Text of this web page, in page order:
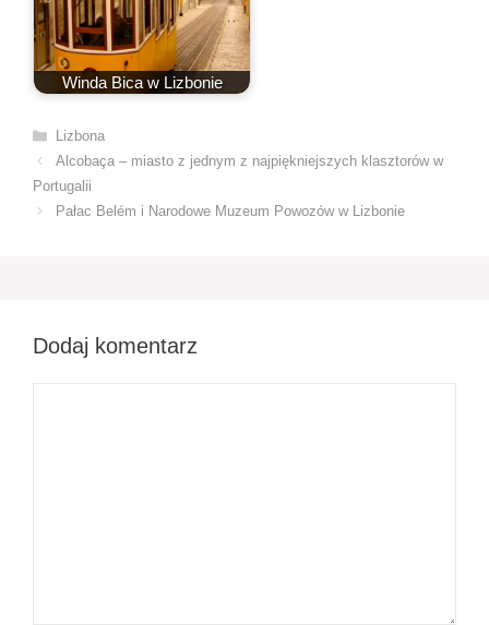
Winda Bica w Lizbonie
Kategorie
Lizbona
Alcobaça – miasto z jednym z najpiękniejszych klasztorów w
Portugalii
Pałac Belém i Narodowe Muzeum Powozów w Lizbonie
Dodaj komentarz